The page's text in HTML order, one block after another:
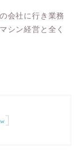
会社に行き業務
シン経営と全く
]